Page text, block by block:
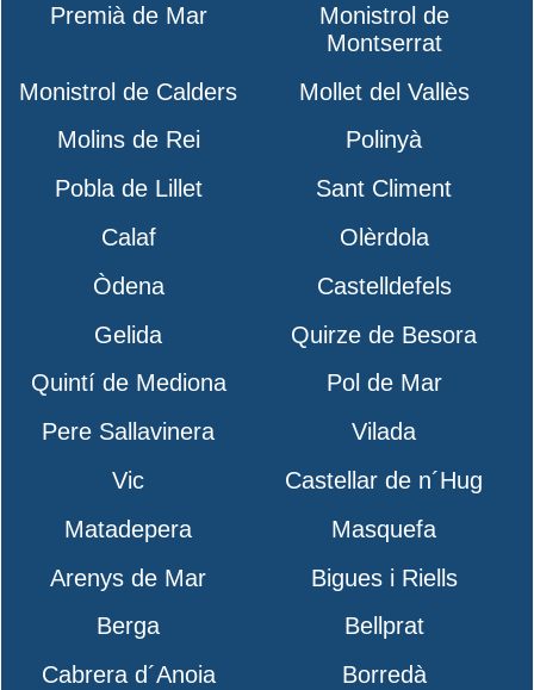
Premià de Mar
Monistrol de
Montserrat
Monistrol de Calders
Mollet del Vallès
Molins de Rei
Polinyà
Pobla de Lillet
Sant Climent
Calaf
Olèrdola
Òdena
Castelldefels
Gelida
Quirze de Besora
Quintí de Mediona
Pol de Mar
Pere Sallavinera
Vilada
Vic
Castellar de n´Hug
Matadepera
Masquefa
Arenys de Mar
Bigues i Riells
Berga
Bellprat
Cabrera d´Anoia
Borredà